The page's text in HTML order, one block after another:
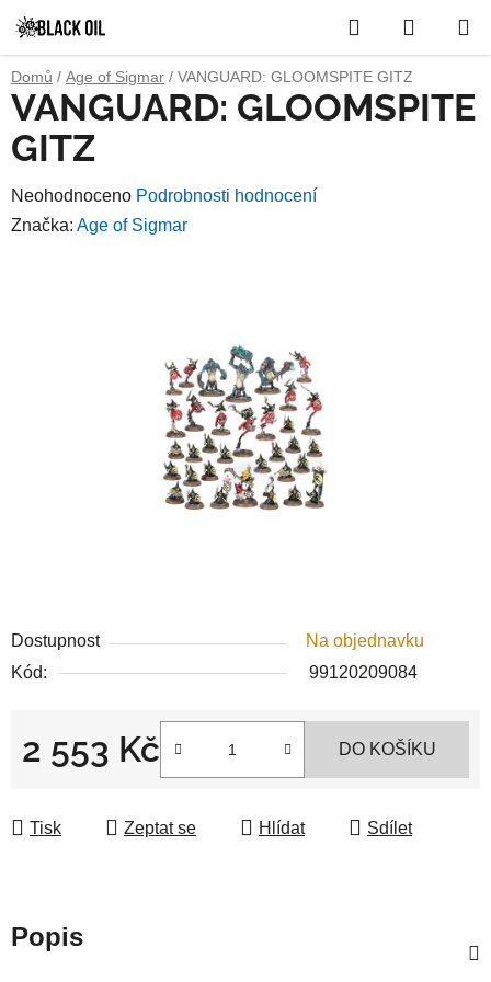
na
obsah
Hledat
KOŠÍK
Domů / Age of Sigmar / VANGUARD: GLOOMSPITE GITZ
Dostupnost
Na objednavku
Kód:
99120209084
2 553 Kč DO KOŠÍKU
Tisk Zeptat se Hlídat Sdílet
VANGUARD: GLOOMSPITE
GITZ
Průměrné
hodnocení
Neohodnoceno Podrobnosti hodnocení
Značka: Age of Sigmar
Popis